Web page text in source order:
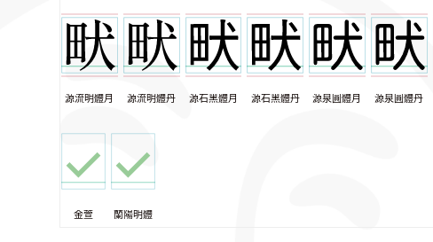
源流明體月 源流明體丹 源石黑體月 源石黑體丹 源泉圓體月 源泉圓體丹
金萱 蘭陽明體